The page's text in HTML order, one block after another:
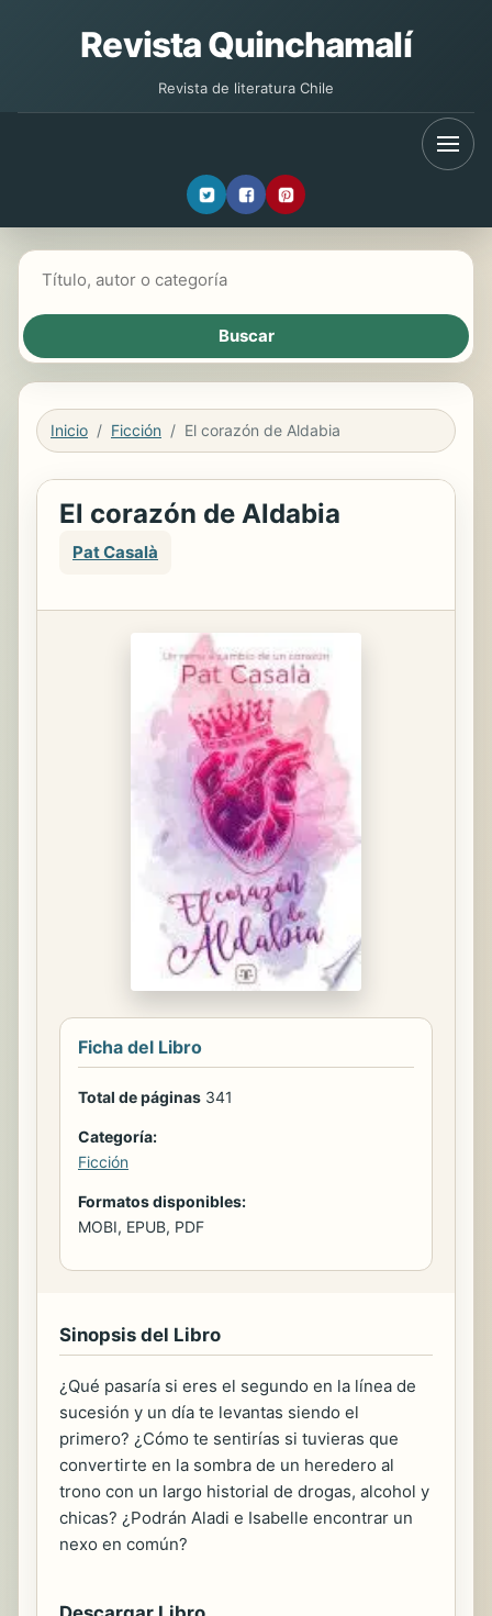
Revista Quinchamalí
Revista de literatura Chile
Inicio Ficción El corazón de Aldabia
El corazón de Aldabia
Pat Casalà
Ficha del Libro
Total de páginas 341
Categoría:
Ficción
Formatos disponibles:
MOBI, EPUB, PDF
Sinopsis del Libro
¿Qué pasaría si eres el segundo en la línea de
sucesión y un día te levantas siendo el
primero? ¿Cómo te sentirías si tuvieras que
convertirte en la sombra de un heredero al
trono con un largo historial de drogas, alcohol y
chicas? ¿Podrán Aladi e Isabelle encontrar un
nexo en común?